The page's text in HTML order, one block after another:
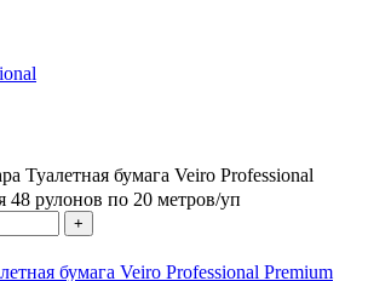
Туалетная бумага Veiro Professional
48 рулонов по 20 метров/уп